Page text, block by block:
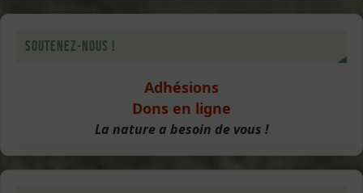
Soutenez-nous !
Adhésions
Dons en ligne
La nature a besoin de vous !